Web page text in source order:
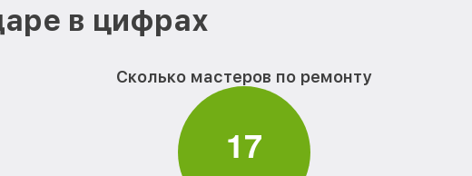
в цифрах
Сколько мастеров по ремонту
17